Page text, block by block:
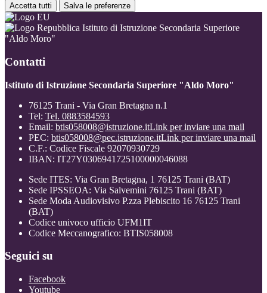
Accetta tutti Salva le preferenze
Istituto di Istruzione Secondaria Superiore
"Aldo Moro"
Contatti
Istituto di Istruzione Secondaria Superiore "Aldo Moro"
76125 Trani - Via Gran Bretagna n.1
Tel: Tel. 0883584593
Email: btis058008@istruzione.itLink per inviare una mail
PEC: btis058008@pec.istruzione.itLink per inviare una mail
C.F.: Codice Fiscale 92070930729
IBAN: IT27Y0306941725100000046088
Sede ITES: Via Gran Bretagna, 1 76125 Trani (BAT)
Sede IPSSEOA: Via Salvemini 76125 Trani (BAT)
Sede Moda Audiovisivo P.zza Plebiscito 16 76125 Trani
(BAT)
Codice univoco ufficio UFM1IT
Codice Meccanografico: BTIS058008
Seguici su
Facebook
Youtube